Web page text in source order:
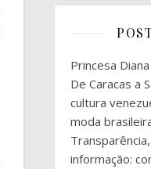
Princesa
De Caracas a
cultura
moda
informação: